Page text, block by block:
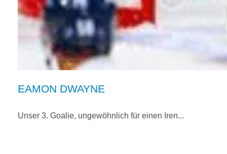
EAMON DWAYNE
Unser 3. Goalie, ungewöhnlich für einen Iren...